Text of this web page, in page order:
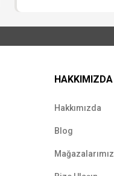
HAKKIMIZDA
Hakkımızda
Blog
Mağazalarımız